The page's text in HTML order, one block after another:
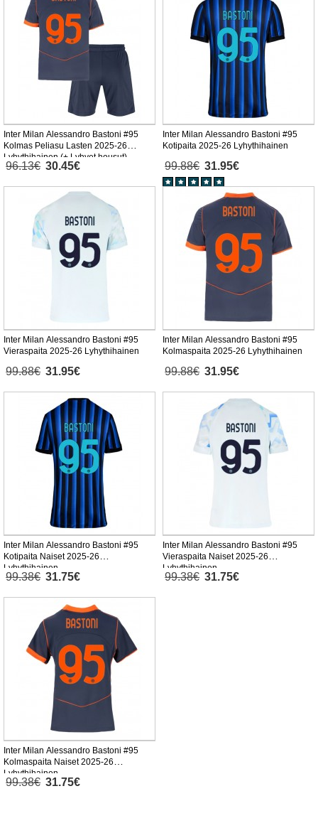
Inter Milan Alessandro Bastoni #95
Kolmas Peliasu Lasten 2025-26
Lyhythihainen (+ Lyhyet housut)
96.13€ 30.45€
Inter Milan Alessandro Bastoni #95
Kotipaita 2025-26 Lyhythihainen
99.88€ 31.95€
Inter Milan Alessandro Bastoni #95
Vieraspaita 2025-26 Lyhythihainen
99.88€ 31.95€
Inter Milan Alessandro Bastoni #95
Kolmaspaita 2025-26 Lyhythihainen
99.88€ 31.95€
Inter Milan Alessandro Bastoni #95
Kotipaita Naiset 2025-26
Lyhythihainen
99.38€ 31.75€
Inter Milan Alessandro Bastoni #95
Vieraspaita Naiset 2025-26
Lyhythihainen
99.38€ 31.75€
Inter Milan Alessandro Bastoni #95
Kolmaspaita Naiset 2025-26
Lyhythihainen
99.38€ 31.75€